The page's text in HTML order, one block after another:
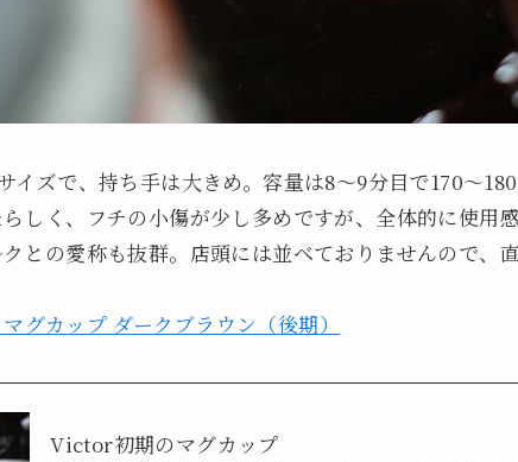
イズで、持ち手は大きめ。容量は8～9分目で170～
しく、フチの小傷が少し多めですが、全体的に使用
との愛称も抜群。店頭には並べておりませんので、
グカップ ダークブラウン（後期）
Victor初期のマグカップ